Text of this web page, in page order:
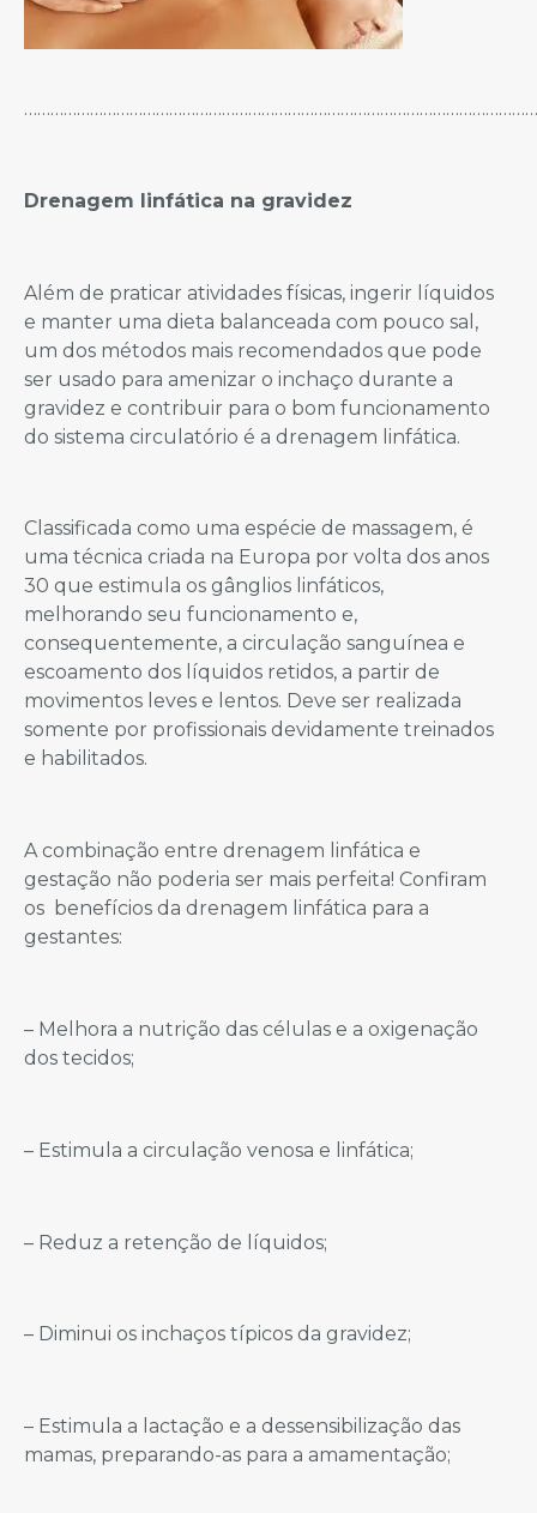
Drenagem linfática na gravidez
Além de praticar atividades físicas, ingerir líquidos
e manter uma dieta balanceada com pouco sal,
um dos métodos mais recomendados que pode
ser usado para amenizar o inchaço durante a
gravidez e contribuir para o bom funcionamento
do sistema circulatório é a drenagem linfática.
Classificada como uma espécie de massagem, é
uma técnica criada na Europa por volta dos anos
30 que estimula os gânglios linfáticos,
melhorando seu funcionamento e,
consequentemente, a circulação sanguínea e
escoamento dos líquidos retidos, a partir de
movimentos leves e lentos. Deve ser realizada
somente por profissionais devidamente treinados
e habilitados.
A combinação entre drenagem linfática e
gestação não poderia ser mais perfeita! Confiram
os benefícios da drenagem linfática para a
gestantes:
– Melhora a nutrição das células e a oxigenação
dos tecidos;
– Estimula a circulação venosa e linfática;
– Reduz a retenção de líquidos;
– Diminui os inchaços típicos da gravidez;
– Estimula a lactação e a dessensibilização das
mamas, preparando-as para a amamentação;